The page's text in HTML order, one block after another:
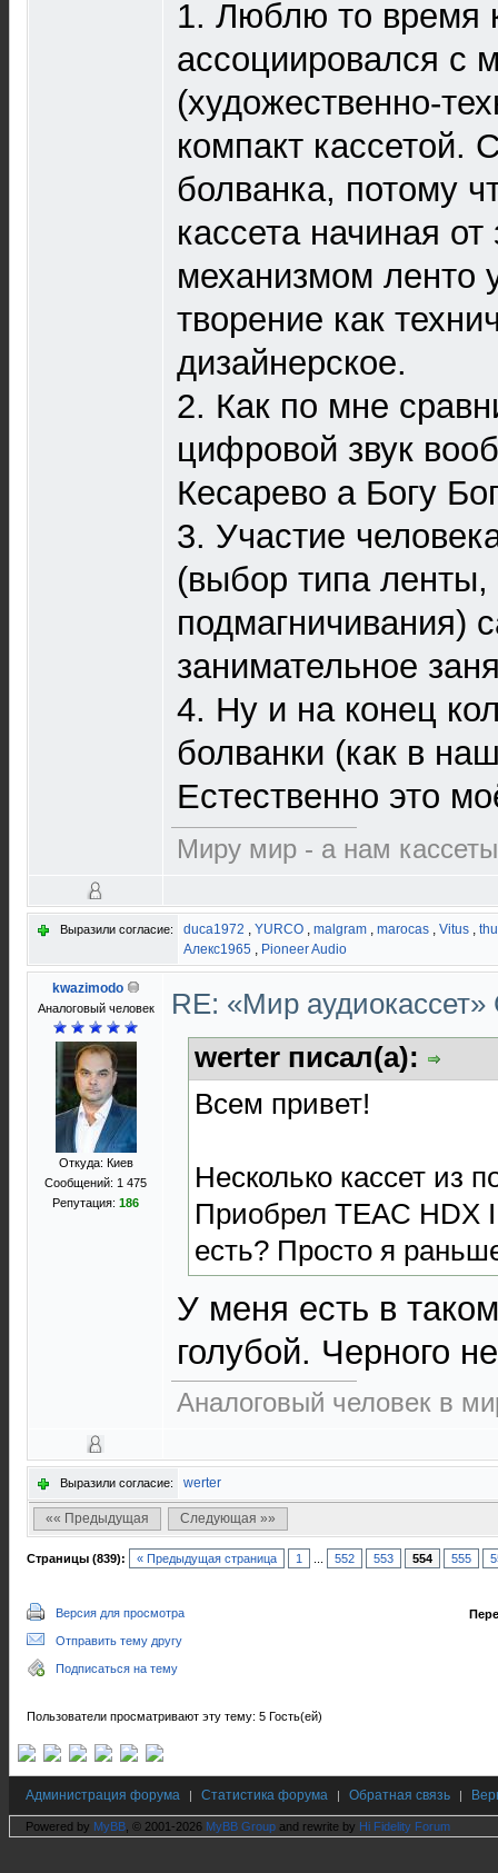
1. Люблю то время
ассоциировался с
(художественно-
компакт кассетой.
болванка, потому
кассета начиная
механизмом ленто
творение как
дизайнерское.
2. Как по мне
цифровой звук
Кесарево а Богу
3. Участие
(выбор типа ленты,
подмагничивания)
занимательное
4. Ну и на конец
болванки (как в
Естественно это
Миру мир - а нам
Выразили согласие: duca1972 , YURCO , malgram , marocas , Vitus ,
Алекс1965 , Pioneer Audio
kwazimodo
Аналоговый человек
Откуда: Киев
Сообщений: 1 475
Репутация: 186
RE: «Мир
werter писал(а):
Всем привет!
Несколько кассет из
Приобрел TEAC HDX
есть? Просто я
У меня есть в
голубой. Черного
Аналоговый человек в
Выразили согласие: werter
«« Предыдущая Следующая »»
Страницы (839): « Предыдущая страница 1 552 553 554 555
Версия для просмотра
Отправить тему другу
Подписаться на тему
Пользователи просматривают эту тему: 5 Гость(ей)
Администрация форума | Статистика форума | Обратная связь |
Powered by MyBB , © 2001-2026 MyBB Group and rewrite by Hi Fidelity Forum